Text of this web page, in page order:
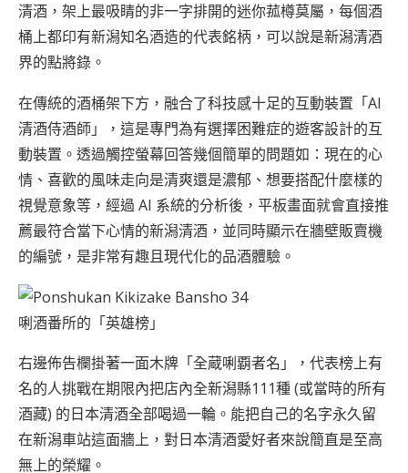
清酒，架上最吸睛的非一字排開的迷你菰樽莫屬，每個酒
桶上都印有新潟知名酒造的代表銘柄，可以說是新潟清酒
界的點將錄。
在傳統的酒桶架下方，融合了科技感十足的互動裝置「AI
清酒侍酒師」，這是專門為有選擇困難症的遊客設計的互
動裝置。透過觸控螢幕回答幾個簡單的問題如：現在的心
情、喜歡的風味走向是清爽還是濃郁、想要搭配什麼樣的
視覺意象等，經過 AI 系統的分析後，平板畫面就會直接推
薦最符合當下心情的新潟清酒，並同時顯示在牆壁販賣機
的編號，是非常有趣且現代化的品酒體驗。
唎酒番所的「英雄榜」
右邊佈告欄掛著一面木牌「全蔵唎覇者名」，代表榜上有
名的人挑戰在期限內把店內全新潟縣111種 (或當時的所有
酒藏) 的日本清酒全部喝過一輪。能把自己的名字永久留
在新潟車站這面牆上，對日本清酒愛好者來說簡直是至高
無上的榮耀。